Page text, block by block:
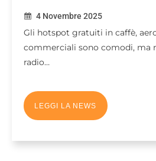
4 Novembre 2025
Gli hotspot gratuiti in caffè,
commerciali sono comodi, ma
radio…
LEGGI LA NEWS